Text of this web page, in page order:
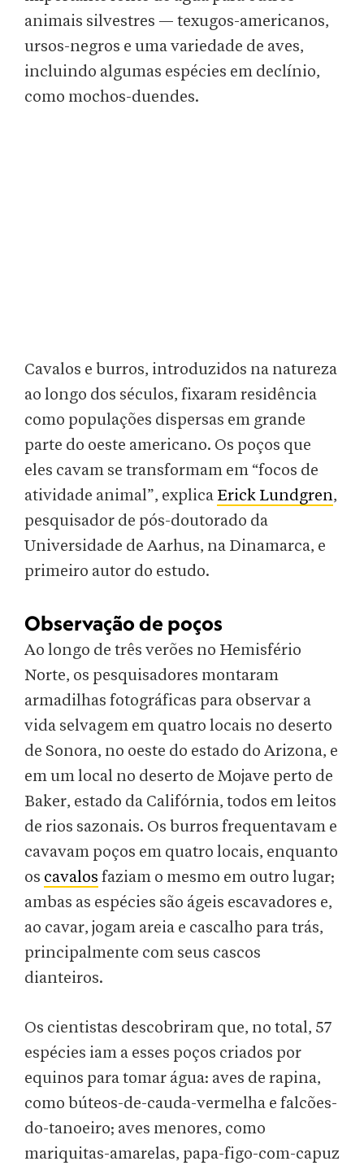
animais silvestres — texugos-americanos,
ursos-negros e uma variedade de aves,
incluindo algumas espécies em declínio,
como mochos-duendes.
Cavalos e burros, introduzidos na natureza
ao longo dos séculos, fixaram residência
como populações dispersas em grande
parte do oeste americano. Os poços que
eles cavam se transformam em “focos de
atividade animal”, explica Erick Lundgren,
pesquisador de pós-doutorado da
Universidade de Aarhus, na Dinamarca, e
primeiro autor do estudo.
Observação de poços
Ao longo de três verões no Hemisfério
Norte, os pesquisadores montaram
armadilhas fotográficas para observar a
vida selvagem em quatro locais no deserto
de Sonora, no oeste do estado do Arizona, e
em um local no deserto de Mojave perto de
Baker, estado da Califórnia, todos em leitos
de rios sazonais. Os burros frequentavam e
cavavam poços em quatro locais, enquanto
os cavalos faziam o mesmo em outro lugar;
ambas as espécies são ágeis escavadores e,
ao cavar, jogam areia e cascalho para trás,
principalmente com seus cascos
dianteiros.
Os cientistas descobriram que, no total, 57
espécies iam a esses poços criados por
equinos para tomar água: aves de rapina,
como búteos-de-cauda-vermelha e falcões-
do-tanoeiro; aves menores, como
mariquitas-amarelas, papa-figo-com-capuz